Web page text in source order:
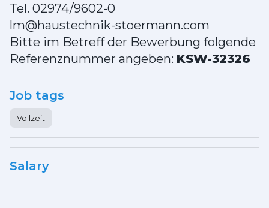
Tel. 02974/9602-0
lm@haustechnik-stoermann.com
Bitte im Betreff der Bewerbung folgende
Referenznummer angeben: KSW-32326
Job tags
Vollzeit
Salary